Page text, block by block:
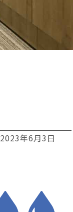
2023年6月3日